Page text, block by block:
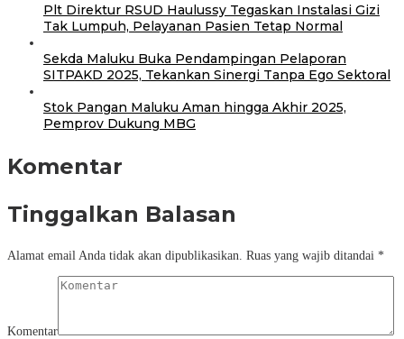
Plt Direktur RSUD Haulussy Tegaskan Instalasi Gizi
Tak Lumpuh, Pelayanan Pasien Tetap Normal
Sekda Maluku Buka Pendampingan Pelaporan
SITPAKD 2025, Tekankan Sinergi Tanpa Ego Sektoral
Stok Pangan Maluku Aman hingga Akhir 2025,
Pemprov Dukung MBG
Komentar
Tinggalkan Balasan
Alamat email Anda tidak akan dipublikasikan. Ruas yang wajib ditandai *
Komentar